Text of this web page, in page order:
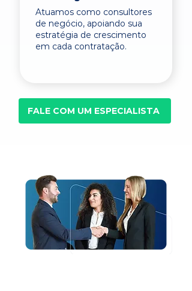
Atuamos como consultores
de negócio, apoiando sua
estratégia de crescimento
em cada contratação.
FALE COM UM ESPECIALISTA